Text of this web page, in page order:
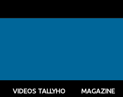
VIDEOS TALLYHO MAGAZINE